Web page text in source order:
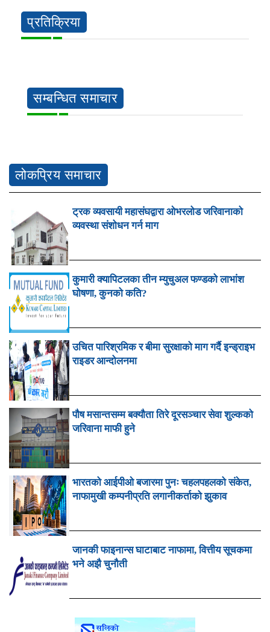
प्रतिक्रिया
सम्बन्धित समाचार
लोकप्रिय समाचार
ट्रक व्यवसायी महासंघद्वारा ओभरलोड जरिवानाको
व्यवस्था संशोधन गर्न माग
कुमारी क्यापिटलका तीन म्युचुअल फण्डको लाभांश
घोषणा, कुनको कति?
उचित पारिश्रमिक र बीमा सुरक्षाको माग गर्दै इन्ड्राइभ
राइडर आन्दोलनमा
पौष मसान्तसम्म बक्यौता तिरे दूरसञ्चार सेवा शुल्कको
जरिवाना माफी हुने
भारतको आईपीओ बजारमा पुनः चहलपहलको संकेत,
नाफामुखी कम्पनीप्रति लगानीकर्ताको झुकाव
जानकी फाइनान्स घाटाबाट नाफामा, वित्तीय सूचकमा
भने अझै चुनौती